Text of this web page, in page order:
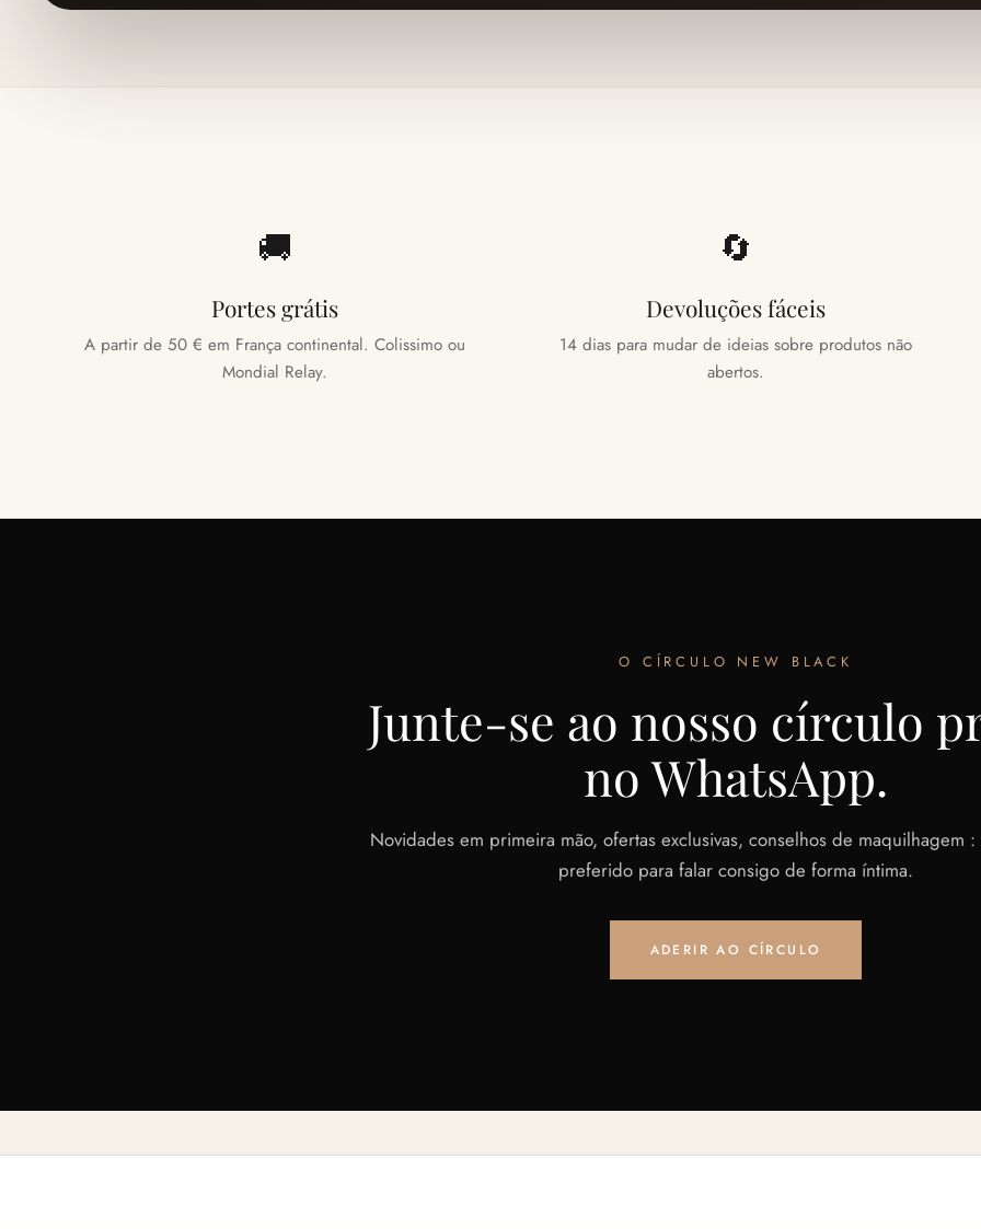
🚚
Portes grátis
A partir de 50 € em França continental. Colissimo ou
Mondial Relay.
🔄
Devoluções fáceis
14 dias para mudar de ideias sobre produtos não
abertos.
O CÍRCULO NEW BLACK
Junte-se ao nosso círculo
no WhatsApp.
Novidades em primeira mão, ofertas exclusivas, conselhos de maquilhagem
preferido para falar consigo de forma íntima.
ADERIR AO CÍRCULO